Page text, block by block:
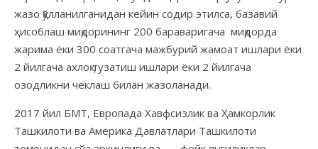
жазо қўлланилганидан кейин содир этилса, базавий
ҳисоблаш миқдорининг 200 бараваригача миқдорда
жарима ёки 300 соатгача мажбурий жамоат ишлари ёки
2 йилгача ахлоқ тузатиш ишлари ёки 2 йилгача
озодликни чеклаш билан жазоланади.
2017 йил БМТ, Европада Хавфсизлик ва Ҳамкорлик
Ташкилоти ва Америка Давлатлари Ташкилоти